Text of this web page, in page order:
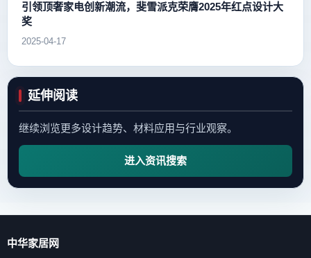
引领顶奢家电创新潮流，斐雪派克荣膺2025年红点设计大
奖
2025-04-17
延伸阅读
继续浏览更多设计趋势、材料应用与行业观察。
进入资讯搜索
中华家居网